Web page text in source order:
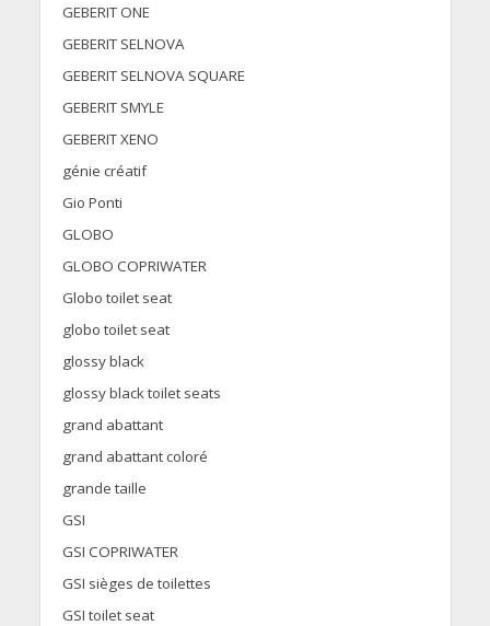
GEBERIT ONE
GEBERIT SELNOVA
GEBERIT SELNOVA SQUARE
GEBERIT SMYLE
GEBERIT XENO
génie créatif
Gio Ponti
GLOBO
GLOBO COPRIWATER
Globo toilet seat
globo toilet seat
glossy black
glossy black toilet seats
grand abattant
grand abattant coloré
grande taille
GSI
GSI COPRIWATER
GSI sièges de toilettes
GSI toilet seat